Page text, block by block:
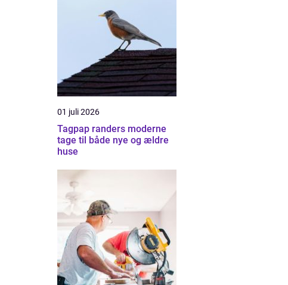
01 juli 2026
Tagpap randers moderne
tage til både nye og ældre
huse